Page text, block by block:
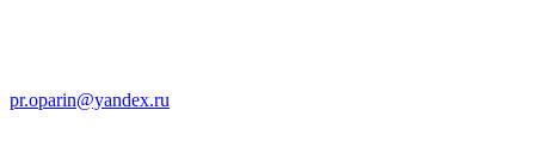
pr.oparin@yandex.ru